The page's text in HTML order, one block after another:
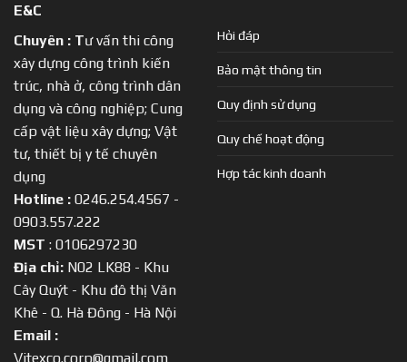
E&C
Chuyên : Tư vấn thi công
xây dựng công trình kiến
trúc, nhà ở, công trình dân
dụng và công nghiệp; Cung
cấp vật liệu xây dựng; Vật
tư, thiết bị y tế chuyên
dụng
Hotline : 0246.254.4567 -
0903.557.222
MST : 0106297230
Địa chỉ: N02 LK88 - Khu
Cây Quýt - Khu đô thị Văn
Khê - Q. Hà Đông - Hà Nội
Email :
Vitexco.corp@gmail.com
Hỏi đáp
Bảo mật thông tin
Quy định sử dụng
Quy chế hoạt động
Hợp tác kinh doanh